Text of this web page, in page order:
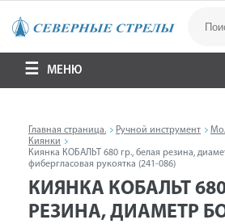
МЕНЮ
Главная страница. Ручной инструмент
Киянки
Киянка КОБАЛЬТ 680 гр., белая резина,
фибергласовая рукоятка (241-086)
КИЯНКА КОБАЛЬТ 680
РЕЗИНА, ДИАМЕТР